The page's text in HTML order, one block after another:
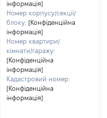
інформація]
Номер корпусу/секції/
блоку: [Конфіденційна
інформація]
Номер квартири/
кімнати/гаражу:
[Конфіденційна
інформація]
Кадастровий номер:
[Конфіденційна
інформація]